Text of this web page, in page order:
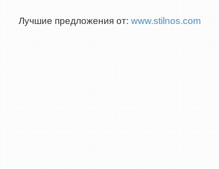
Лучшие предложения от: www.stilnos.com